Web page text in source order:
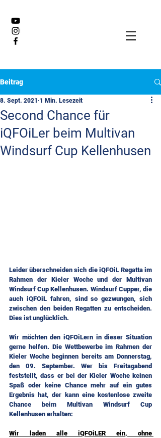
Beitrag
Second Chance für
iQFOiLer beim Multivan
Windsurf Cup Kellenhusen
8. Sept. 2021 1 Min. Lesezeit
Leider überschneiden sich die iQFOiL Regatta im
Rahmen der Kieler Woche und der Multivan
Windsurf Cup Kellenhusen. Windsurf Cupper, die
auch iQFOiL fahren, sind so gezwungen, sich
zwischen den beiden Regatten zu entscheiden.
Dies ist unglücklich.
Wir möchten den iQFOiLern in dieser Situation
gerne helfen. Die Wettbewerbe im Rahmen der
Kieler Woche beginnen bereits am Donnerstag,
den 09. September. Wer bis Freitagabend
feststellt, dass er bei der Kieler Woche keinen
Spaß oder keine Chance mehr auf ein gutes
Ergebnis hat, der kann eine kostenlose zweite
Chance beim Multivan Windsurf Cup
Kellenhusen erhalten:
Wir laden alle iQFOiLER ein, ohne